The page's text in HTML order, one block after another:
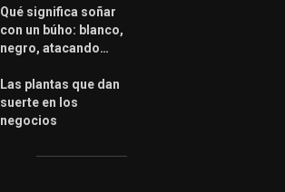
Qué significa soñar
con un búho: blanco,
negro, atacando…
Las plantas que dan
suerte en los
negocios